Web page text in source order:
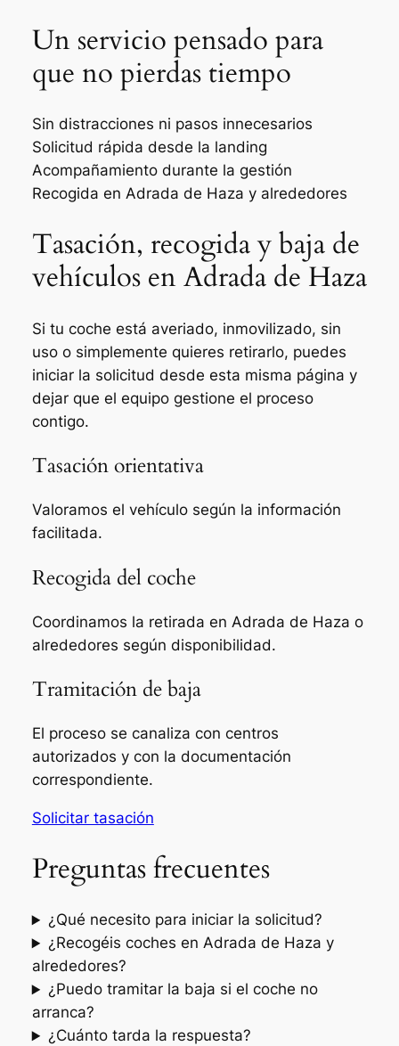
Un servicio pensado para
que no pierdas tiempo
Sin distracciones ni pasos innecesarios
Solicitud rápida desde la landing
Acompañamiento durante la gestión
Recogida en Adrada de Haza y alrededores
Tasación, recogida y baja de
vehículos en Adrada de Haza
Si tu coche está averiado, inmovilizado, sin
uso o simplemente quieres retirarlo, puedes
iniciar la solicitud desde esta misma página y
dejar que el equipo gestione el proceso
contigo.
Tasación orientativa
Valoramos el vehículo según la información
facilitada.
Recogida del coche
Coordinamos la retirada en Adrada de Haza o
alrededores según disponibilidad.
Tramitación de baja
El proceso se canaliza con centros
autorizados y con la documentación
correspondiente.
Solicitar tasación
Preguntas frecuentes
¿Qué necesito para iniciar la solicitud?
¿Recogéis coches en Adrada de Haza y
alrededores?
¿Puedo tramitar la baja si el coche no
arranca?
¿Cuánto tarda la respuesta?